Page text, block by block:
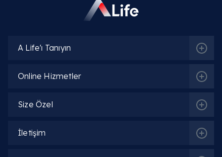
A Life'ı Tanıyın
Online Hizmetler
Size Özel
İletişim